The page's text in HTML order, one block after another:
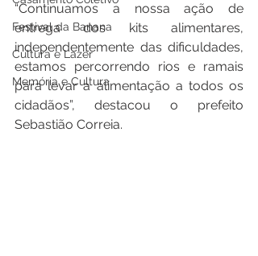
Festival da Banana
Cultura e Lazer
Memória e Cultura
“Continuamos a nossa ação de
entrega dos kits alimentares,
independentemente das dificuldades,
estamos percorrendo rios e ramais
para levar a alimentação a todos os
cidadãos”, destacou o prefeito
Sebastião Correia.